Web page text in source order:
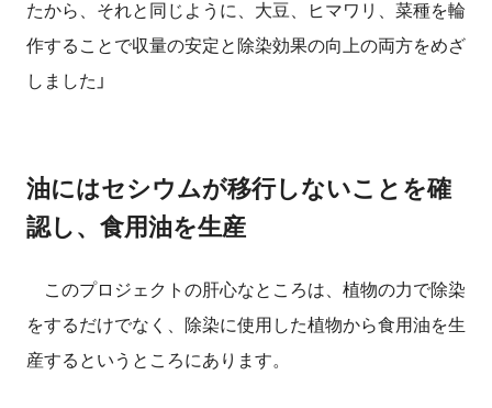
たから、それと同じように、大豆、ヒマワリ、菜種を輪
作することで収量の安定と除染効果の向上の両方をめざ
しました」
油にはセシウムが移行しないことを確
認し、食用油を生産
このプロジェクトの肝心なところは、植物の力で除染
をするだけでなく、除染に使用した植物から食用油を生
産するというところにあります。